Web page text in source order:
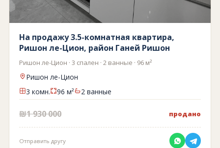
На продажу 3.5-комнатная квартира,
Ришон ле-Цион, район Ганей Ришон
Ришон ле-Цион · 3 спален · 2 ванные · 96 м²
Ришон ле-Цион
3 комн.
96 м² 2 ванные
₪1 930 000 продано
Отправить другу